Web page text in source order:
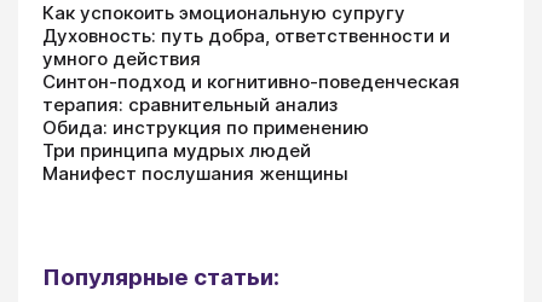
Как успокоить эмоциональную супругу
Духовность: путь добра, ответственности и
умного действия
Синтон-подход и когнитивно-поведенческая
терапия: сравнительный анализ
Обида: инструкция по применению
Три принципа мудрых людей
Манифест послушания женщины
Популярные статьи: